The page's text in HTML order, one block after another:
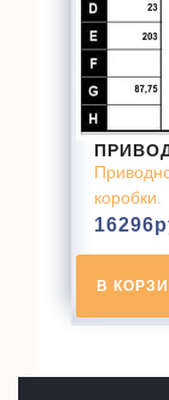
коробки.
16296
В